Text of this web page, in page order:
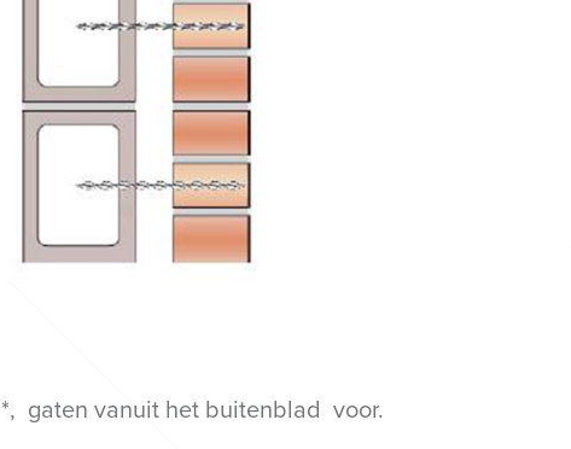
gaten vanuit het buitenblad voor.